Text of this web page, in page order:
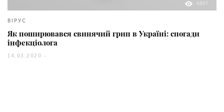
8897
ВІРУС
Як поширювався свинячий грип в Україні: спогади
інфекціолога
14.03.2020 -